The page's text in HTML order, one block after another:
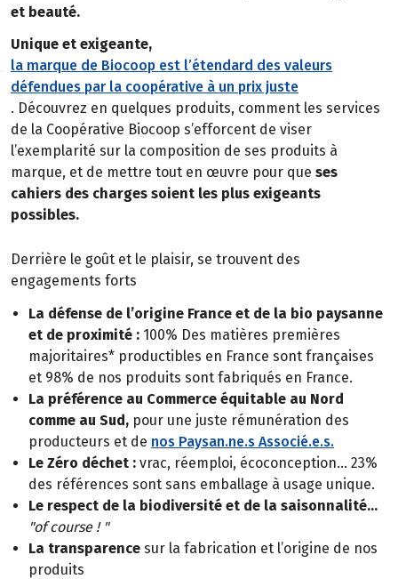
et beauté.
Unique et exigeante,
la marque de Biocoop est l’étendard des valeurs
défendues par la coopérative à un prix juste
. Découvrez en quelques produits, comment les services
de la Coopérative Biocoop s’efforcent de viser
l’exemplarité sur la composition de ses produits à
marque, et de mettre tout en œuvre pour que ses
cahiers des charges soient les plus exigeants
possibles.
Derrière le goût et le plaisir, se trouvent des
engagements forts
La défense de l’origine France et de la bio paysanne
et de proximité : 100% Des matières premières
majoritaires* productibles en France sont françaises
et 98% de nos produits sont fabriqués en France.
La préférence au Commerce équitable au Nord
comme au Sud, pour une juste rémunération des
producteurs et de nos Paysan.ne.s Associé.e.s.
Le Zéro déchet : vrac, réemploi, écoconception… 23%
des références sont sans emballage à usage unique.
Le respect de la biodiversité et de la saisonnalité…
"of course ! "
La transparence sur la fabrication et l’origine de nos
produits